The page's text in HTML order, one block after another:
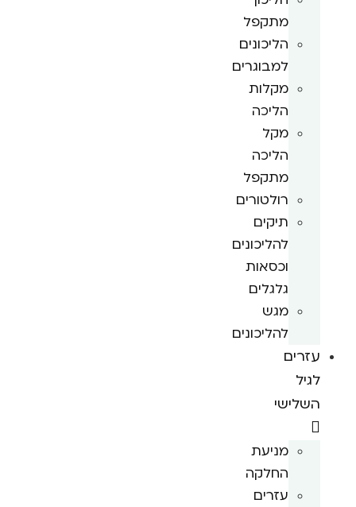
מתקפל
הליכונים
למבוגרים
מקלות
הליכה
מקל
הליכה
מתקפל
רולטורים
תיקים
להליכונים
וכסאות
גלגלים
מגש
להליכונים
עזרים
לגיל
השלישי
מניעת
החלקה
עזרים